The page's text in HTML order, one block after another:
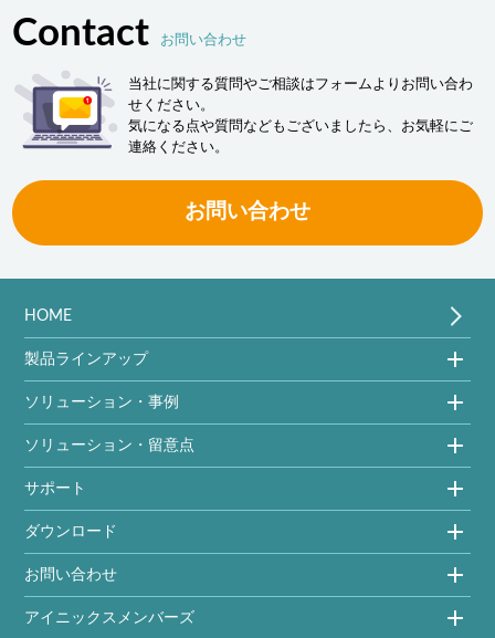
Contact お問い合わせ
当社に関する質問やご相談はフォームよりお問い合わ
せください。
気になる点や質問などもございましたら、お気軽にご
連絡ください。
お問い合わせ
HOME
製品ラインアップ
ソリューション・事例
ソリューション・留意点
サポート
ダウンロード
お問い合わせ
アイニックスメンバーズ